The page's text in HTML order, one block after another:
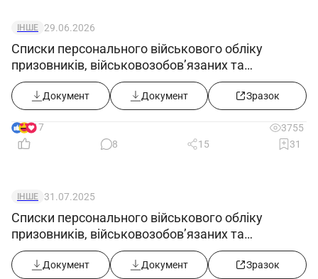
ІНШЕ 29.06.2026
Списки персонального військового обліку
призовників, військовозобов’язаних та
резервістів ((додаток 5) в редакції постанови
КМУ від 10.06.2026 №812)
Документ Документ Зразок
17
3755
8
15 31
ІНШЕ 31.07.2025
Списки персонального військового обліку
призовників, військовозобов’язаних та
резервістів ((додаток 5) в редакції постанови
КМУ від 30.07.2025 №916))
Документ Документ Зразок